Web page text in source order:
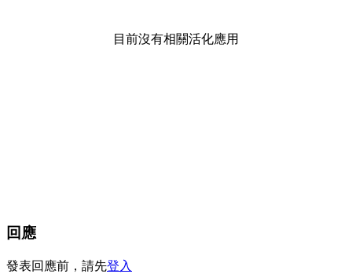
目前沒有相關活化應用
回應
發表回應前，請先登入